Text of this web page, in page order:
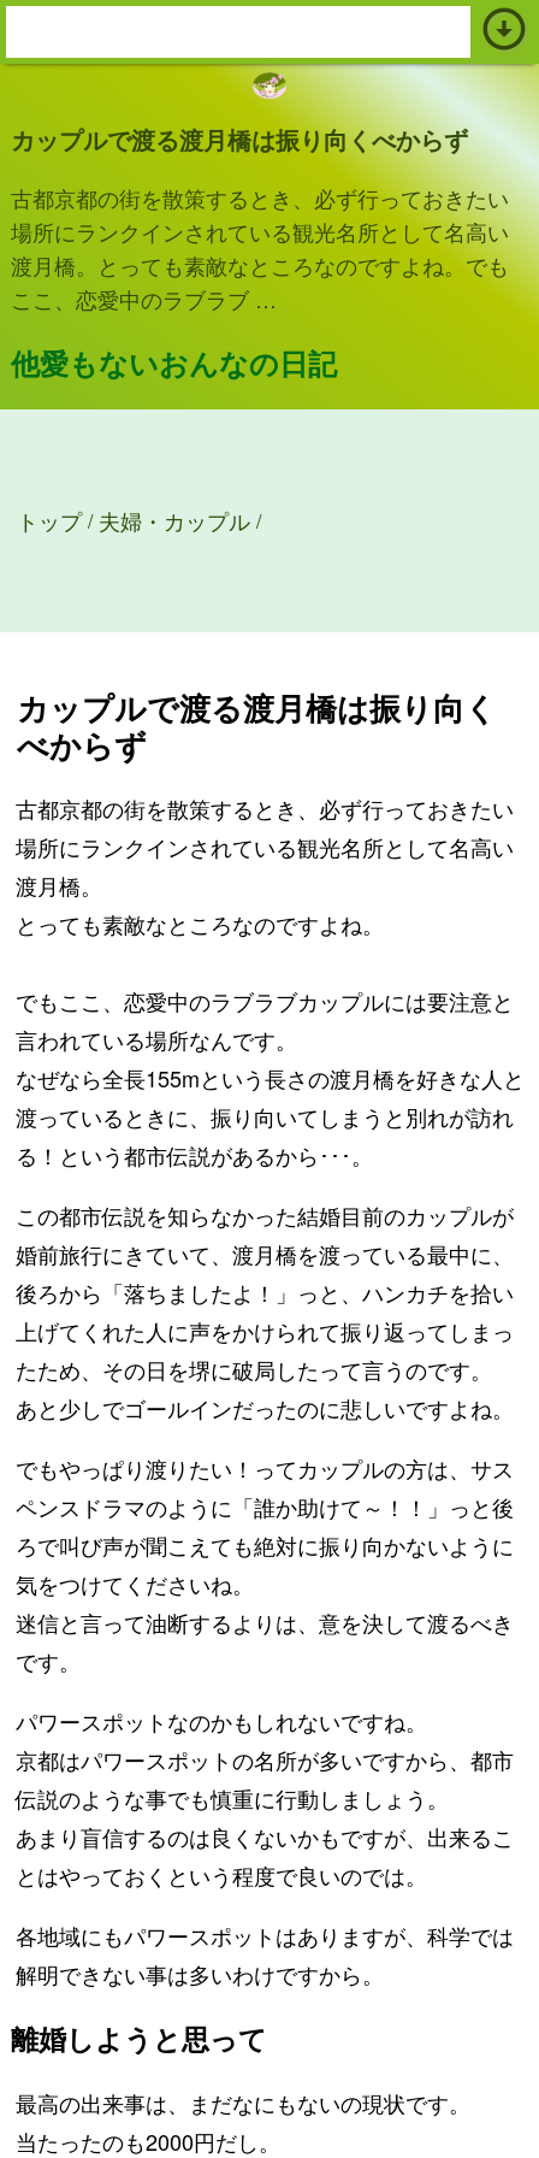
カップルで渡る渡月橋は振り向くべからず
古都京都の街を散策するとき、必ず行っておきたい
場所にランクインされている観光名所として名高い
渡月橋。とっても素敵なところなのですよね。でも
ここ、恋愛中のラブラブ …
他愛もないおんなの日記
カップルで渡る渡月橋は振り向く
べからず
古都京都の街を散策するとき、必ず行っておきたい
場所にランクインされている観光名所として名高い
渡月橋。
とっても素敵なところなのですよね。
でもここ、恋愛中のラブラブカップルには要注意と
言われている場所なんです。
なぜなら全長155mという長さの渡月橋を好きな人と
渡っているときに、振り向いてしまうと別れが訪れ
る！という都市伝説があるから･･･。
この都市伝説を知らなかった結婚目前のカップルが
婚前旅行にきていて、渡月橋を渡っている最中に、
後ろから「落ちましたよ！」っと、ハンカチを拾い
上げてくれた人に声をかけられて振り返ってしまっ
たため、その日を堺に破局したって言うのです。
あと少しでゴールインだったのに悲しいですよね。
でもやっぱり渡りたい！ってカップルの方は、サス
ペンスドラマのように「誰か助けて～！！」っと後
ろで叫び声が聞こえても絶対に振り向かないように
気をつけてくださいね。
迷信と言って油断するよりは、意を決して渡るべき
です。
パワースポットなのかもしれないですね。
京都はパワースポットの名所が多いですから、都市
伝説のような事でも慎重に行動しましょう。
あまり盲信するのは良くないかもですが、出来るこ
とはやっておくという程度で良いのでは。
各地域にもパワースポットはありますが、科学では
解明できない事は多いわけですから。
離婚しようと思って
最高の出来事は、まだなにもないの現状です。
当たったのも2000円だし。
e
r
h
:
arrow_circle_down
トップ / 夫婦・カップル /